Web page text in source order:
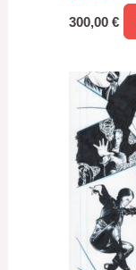
300,00€